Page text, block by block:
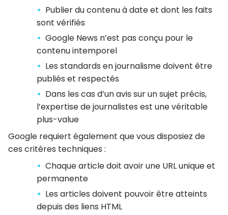
Publier du contenu à date et dont les faits
sont vérifiés
Google News n’est pas conçu pour le
contenu intemporel
Les standards en journalisme doivent être
publiés et respectés
Dans les cas d’un avis sur un sujet précis,
l’expertise de journalistes est une véritable
plus-value
Google requiert également que vous disposiez de
ces critères techniques :
Chaque article doit avoir une URL unique et
permanente
Les articles doivent pouvoir être atteints
depuis des liens HTML